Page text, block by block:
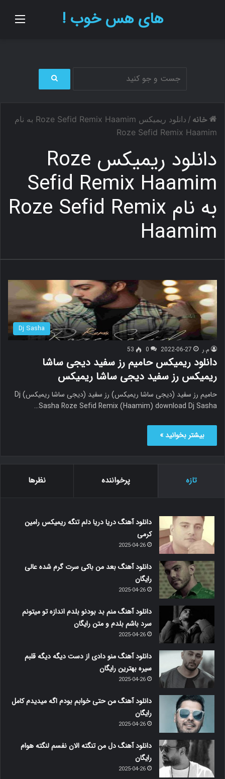
های هس خوب !
ج
ج
ر
ا
ی
خانه /
دانلود ریمیکس Roze Sefid Remix Haamim به نام
Roze Sefid Remix Haamim
دانلود ریمیکس Roze
Sefid Remix Haamim
به نام Roze Sefid Remix
Haamim
Dj Sasha
م.ر 2022-06-27
0
53
دانلود ریمیکس حامیم رز سفید دیجی ساشا
ریمیکس رز سفید دیجی ساشا ریمیکس
حامیم رز سفید (دیجی ساشا ریمیکس) رز سفید (دیجی ساشا ریمیکس) Dj
Sasha Roze Sefid Remix (Haamim) download Dj Sasha…
بیشتر بخوانید »
تازه پرخواننده نظرها
دانلود آهنگ دریا دریا دلم تنگه ریمیکس رامین
کرمی
2025-04-26
دانلود آهنگ بعد من باکی سرت گرم شده عالی
رایگان
2025-04-26
دانلود آهنگ منم بد بودنو بلدم اندازه تو میتونم
سرد باشم بلدم و متن رایگان
2025-04-26
دانلود آهنگ منو دادی از دست دیگه دیگه قلبم
سیره بهترین رایگان
2025-04-26
دانلود آهنگ من حتی خوابم بودم اگه میدیدم کامل
رایگان
2025-04-26
دانلود آهنگ دل من تنگته الان نفسم لنگته هوام
رایگان
2025-04-26